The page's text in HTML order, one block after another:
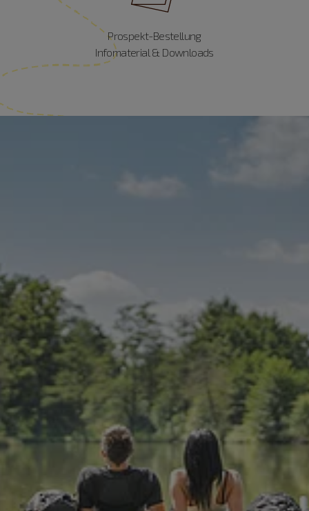
Prospekt-Bestellung
Infomaterial & Downloads